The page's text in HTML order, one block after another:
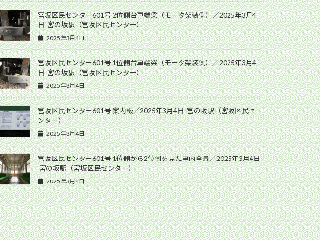
宮坂区民センター601号 2位側台車端梁（モータ架装側）／2025年3月4
日 宮の坂駅（宮坂区民センター）
2025年3月4日
宮坂区民センター601号 1位側台車端梁（モータ架装側）／2025年3月4
日 宮の坂駅（宮坂区民センター）
2025年3月4日
宮坂区民センター601号 案内板／2025年3月4日 宮の坂駅（宮坂区民セ
ンター）
2025年3月4日
宮坂区民センター601号 1位側から2位側を見た車内全景／2025年3月4日
宮の坂駅（宮坂区民センター）
2025年3月4日